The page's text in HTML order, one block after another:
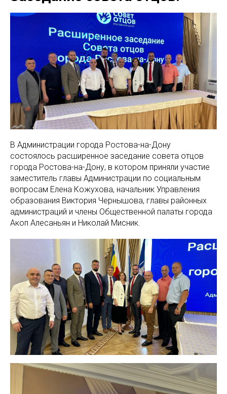
В Администрации города Ростова-на-Дону
состоялось расширенное заседание совета отцов
города Ростова-на-Дону, в котором приняли участие
заместитель главы Администрации по социальным
вопросам Елена Кожухова, начальник Управления
образования Виктория Чернышова, главы районных
администраций и члены Общественной палаты города
Акоп Алесаньян и Николай Мисник.